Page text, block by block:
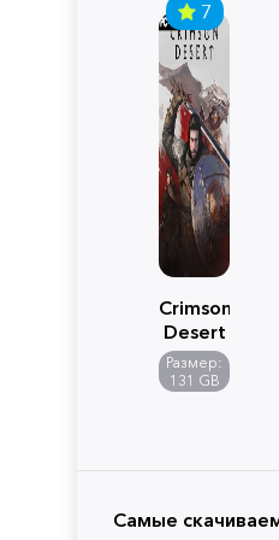
7
Crimson
Desert
Размер:
131 GB
Самые